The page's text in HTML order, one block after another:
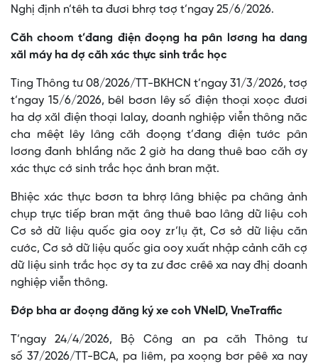
Nghị định n’têh ta đươi bhrợ tơợ t’ngay 25/6/2026.
Căh choom t’đang điện đoọng ha pân lơơng ha dang
xăl máy ha dợ căh xác thực sinh trắc học
Ting Thông tư 08/2026/TT-BKHCN t’ngay 31/3/2026, tơợ
t’ngay 15/6/2026, bêl bơơn lêy số điện thoại xoọc đươi
ha dợ xăl điện thoại lalay, doanh nghiệp viễn thông năc
cha mêệt lêy lâng căh đoọng t’đang điện tước pân
lơơng đanh bhlầng năc 2 giờ ha dang thuê bao căh ơy
xác thực cớ sinh trắc học ảnh bran mặt.
Bhiệc xác thực bơơn ta bhrợ lâng bhiệc pa châng ảnh
chụp trực tiếp bran mặt âng thuê bao lâng dữ liệu coh
Cơ sở dữ liệu quốc gia ooy zr’lụ ặt, Cơ sở dữ liệu căn
cước, Cơ sở dữ liệu quốc gia ooy xuất nhập cảnh căh cợ
dữ liệu sinh trắc học ơy ta zư đơc crêê xa nay đhị doanh
nghiệp viễn thông.
Đớp bha ar đoọng đăng ký xe coh VNeID, VneTraffic
T’ngay 24/4/2026, Bộ Công an pa căh Thông tư
số 37/2026/TT-BCA, pa liêm, pa xoọng bơr pêê xa nay